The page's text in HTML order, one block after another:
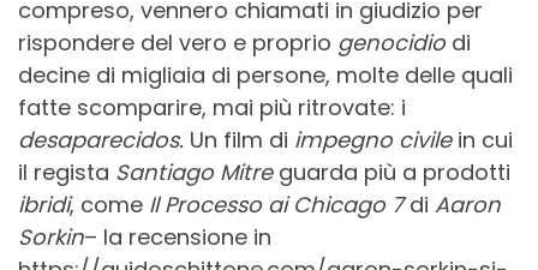
compreso, vennero chiamati in giudizio per
rispondere del vero e proprio genocidiodi
decine di migliaia di persone, molte delle quali
fatte scomparire, mai più ritrovate: i
desaparecidos. Un film di impegno civilein cui
il regista Santiago Mitreguarda più a prodotti
ibridi, come Il Processo ai Chicago 7di Aaron
Sorkin– la recensione in